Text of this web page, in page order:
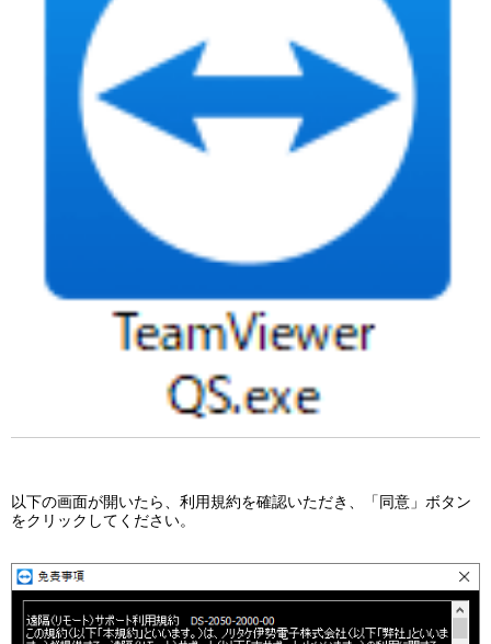
以下の画面が開いたら、利用規約を確認いただき、「同意」ボタン
をクリックしてください。